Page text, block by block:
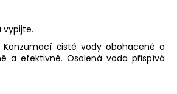
vypijte.
čisté vody obohacené o
a efektivně. Osolená voda přispívá